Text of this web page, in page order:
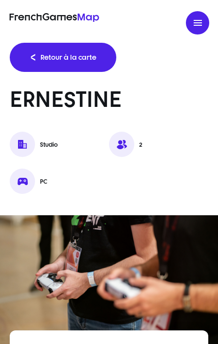
FrenchGamesMap
Retour à la carte
ERNESTINE
Studio 2
PC